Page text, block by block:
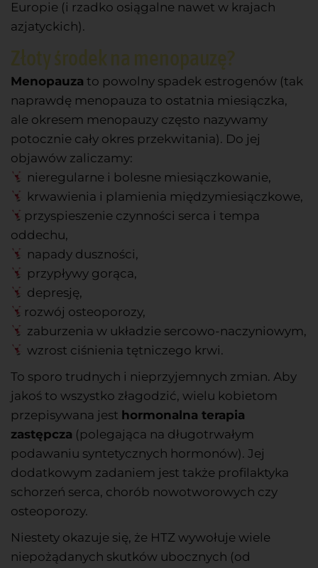
Europie (i rzadko osiągalne nawet w krajach
azjatyckich).
Złoty środek na menopauzę?
Menopauza to powolny spadek estrogenów (tak
naprawdę menopauza to ostatnia miesiączka,
ale okresem menopauzy często nazywamy
potocznie cały okres przekwitania). Do jej
objawów zaliczamy:
nieregularne i bolesne miesiączkowanie,
krwawienia i plamienia międzymiesiączkowe,
przyspieszenie czynności serca i tempa
oddechu,
napady duszności,
przypływy gorąca,
depresję,
rozwój osteoporozy,
zaburzenia w układzie sercowo-naczyniowym,
wzrost ciśnienia tętniczego krwi.
To sporo trudnych i nieprzyjemnych zmian. Aby
jakoś to wszystko złagodzić, wielu kobietom
przepisywana jest hormonalna terapia
zastępcza (polegająca na długotrwałym
podawaniu syntetycznych hormonów). Jej
dodatkowym zadaniem jest także profilaktyka
schorzeń serca, chorób nowotworowych czy
osteoporozy.
Niestety okazuje się, że HTZ wywołuje wiele
niepożądanych skutków ubocznych (od